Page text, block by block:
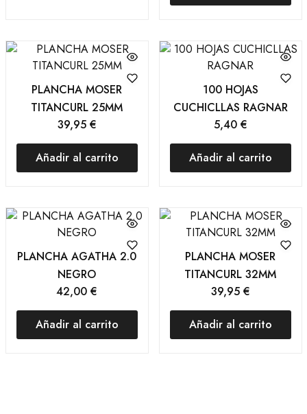
PLANCHA MOSER
TITANCURL 25MM
39,95 €
Añadir al carrito
100 HOJAS
CUCHICLLAS RAGNAR
5,40 €
Añadir al carrito
PLANCHA AGATHA 2.0
NEGRO
42,00 €
Añadir al carrito
PLANCHA MOSER
TITANCURL 32MM
39,95 €
Añadir al carrito